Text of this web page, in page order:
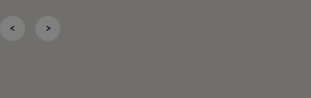
< >